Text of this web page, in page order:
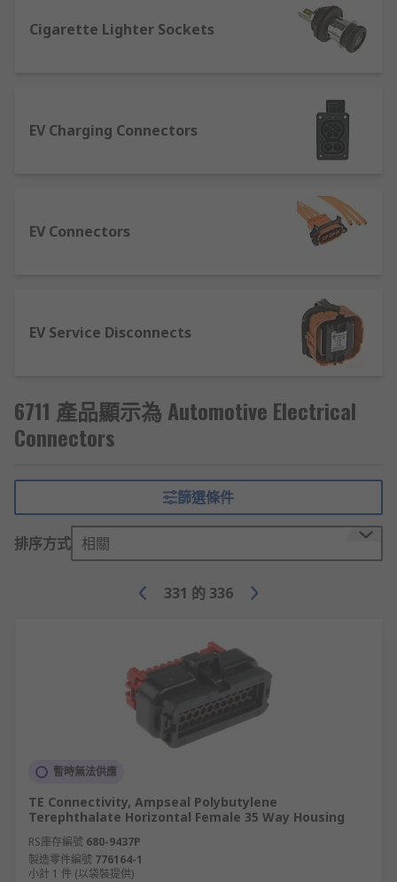
Cigarette Lighter Sockets
EV Charging Connectors
EV Connectors
EV Service Disconnects
6711 產品顯示為 Automotive Electrical
Connectors
篩選條件
排序方式 相關
331 的 336
暫時無法供應
TE Connectivity, Ampseal Polybutylene
Terephthalate Horizontal Female 35 Way Housing
RS庫存編號 680-9437P
製造零件編號 776164-1
小計 1 件 (以袋裝提供)